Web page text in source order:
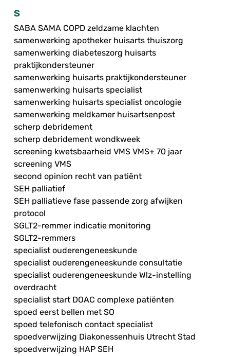
S
SABA SAMA COPD zeldzame klachten
samenwerking apotheker huisarts thuiszorg
samenwerking diabeteszorg huisarts
praktijkondersteuner
samenwerking huisarts praktijkondersteuner
samenwerking huisarts specialist
samenwerking huisarts specialist oncologie
samenwerking meldkamer huisartsenpost
scherp debridement
scherp debridement wondkweek
screening kwetsbaarheid VMS VMS+ 70 jaar
screening VMS
second opinion recht van patiënt
SEH palliatief
SEH palliatieve fase passende zorg afwijken
protocol
SGLT2-remmer indicatie monitoring
SGLT2-remmers
specialist ouderengeneeskunde
specialist ouderengeneeskunde consultatie
specialist ouderengeneeskunde Wlz-instelling
overdracht
specialist start DOAC complexe patiënten
spoed eerst bellen met SO
spoed telefonisch contact specialist
spoedverwijzing Diakonessenhuis Utrecht Stad
spoedverwijzing HAP SEH